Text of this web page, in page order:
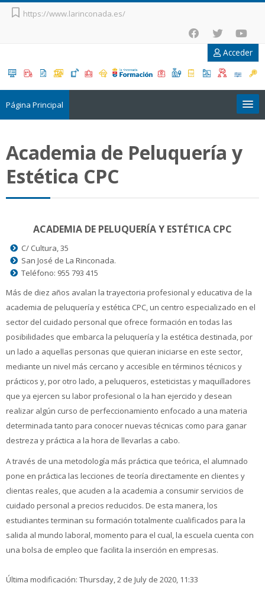
Salta
https://www.larinconada.es/
Acceder
Página Principal
Becas
Idiomas
Catálogo de Formación
Español - Internacional ‎(es)‎
Buscar
cursos
Academia de Peluquería y
Estética CPC
ACADEMIA DE PELUQUERÍA Y ESTÉTICA CPC
C/ Cultura, 35
San José de La Rinconada.
Teléfono: 955 793 415
Más de diez años avalan la trayectoria profesional y educativa de la
academia de peluquería y estética CPC, un centro especializado en el
sector del cuidado personal que ofrece formación en todas las
posibilidades que embarca la peluquería y la estética destinada, por
un lado a aquellas personas que quieran iniciarse en este sector,
mediante un nivel más cercano y accesible en términos técnicos y
prácticos y, por otro lado, a peluqueros, esteticistas y maquilladores
que ya ejercen su labor profesional o la han ejercido y desean
realizar algún curso de perfeccionamiento enfocado a una materia
determinada tanto para conocer nuevas técnicas como para ganar
destreza y práctica a la hora de llevarlas a cabo.
A través de una metodología más práctica que teórica, el alumnado
pone en práctica las lecciones de teoría directamente en clientes y
clientas reales, que acuden a la academia a consumir servicios de
cuidado personal a precios reducidos. De esta manera, los
estudiantes terminan su formación totalmente cualificados para la
salida al mundo laboral, momento para el cual, la escuela cuenta con
una bolsa de empleo que facilita la inserción en empresas.
Última modificación: Thursday, 2 de July de 2020, 11:33